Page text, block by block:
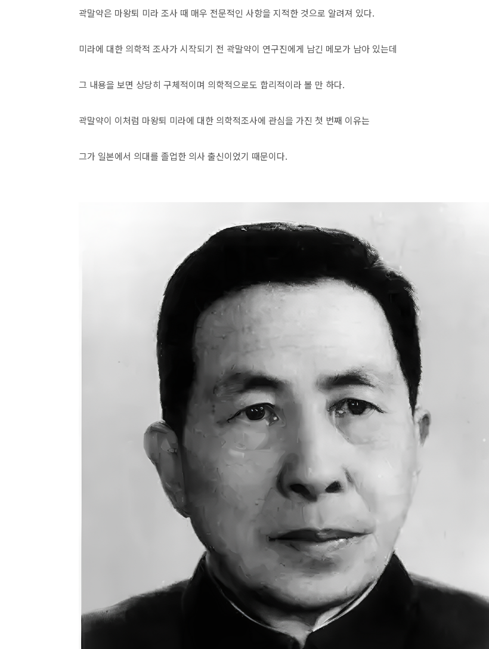
곽말약은 마왕퇴 미라 조사 때 매우 전문적인 사항을 지적한 것으로 알려져 있다.
미라에 대한 의학적 조사가 시작되기 전 곽말약이 연구진에게 남긴 메모가 남아 있는데
그 내용을 보면 상당히 구체적이며 의학적으로도 합리적이라 볼 만 하다.
곽말약이 이처럼 마왕퇴 미라에 대한 의학적조사에 관심을 가진 첫 번째 이유는
그가 일본에서 의대를 졸업한 의사 출신이었기 때문이다.